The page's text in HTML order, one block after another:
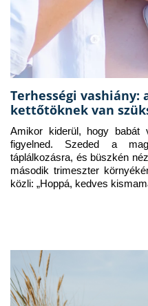
Terhességi vashiány:
kettőtöknek van
Amikor kiderül, hogy babát
figyelned. Szeded a
táplálkozásra, és büszkén
második trimeszter
közli: „Hoppá, kedves